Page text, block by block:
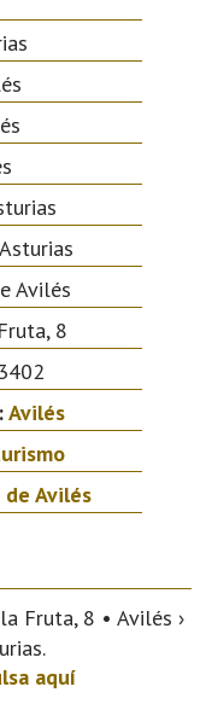
Avilés
8
Avilés
Avilés
Fruta, 8 • Avilés ›
aquí